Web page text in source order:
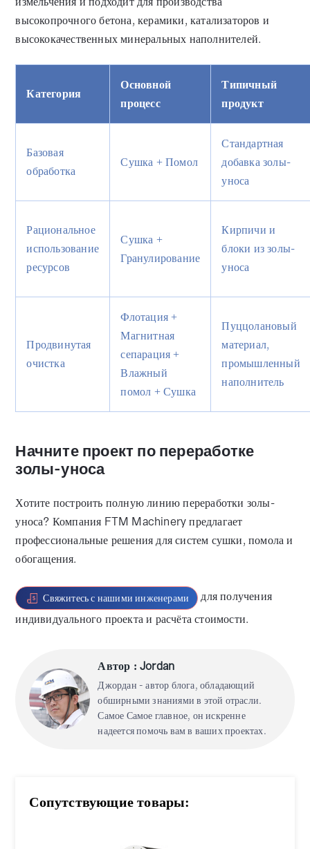
высокопрочного бетона, керамики, катализаторов и
высококачественных минеральных наполнителей.
Категория
Основной
процесс
Типичный
продукт
Базовая
обработка
Сушка + Помол
Стандартная
добавка золы-
уноса
Рациональное
использование
ресурсов
Сушка +
Гранулирование
Кирпичи и
блоки из золы-
уноса
Продвинутая
очистка
Флотация +
Магнитная
сепарация +
Влажный
помол + Сушка
Пуццолановый
материал,
промышленный
наполнитель
Начните проект по переработке
золы-уноса
Хотите построить полную линию переработки золы-
уноса? Компания FTM Machinery предлагает
профессиональные решения для систем сушки, помола и
обогащения.
Свяжитесь с нашими инженерами
для получения
индивидуального проекта и расчёта стоимости.
Автор : Jordan
Джордан - автор блога, обладающий
обширными знаниями в этой отрасли.
Самое Самое главное, он искренне
надеется помочь вам в ваших проектах.
Сопутствующие товары: